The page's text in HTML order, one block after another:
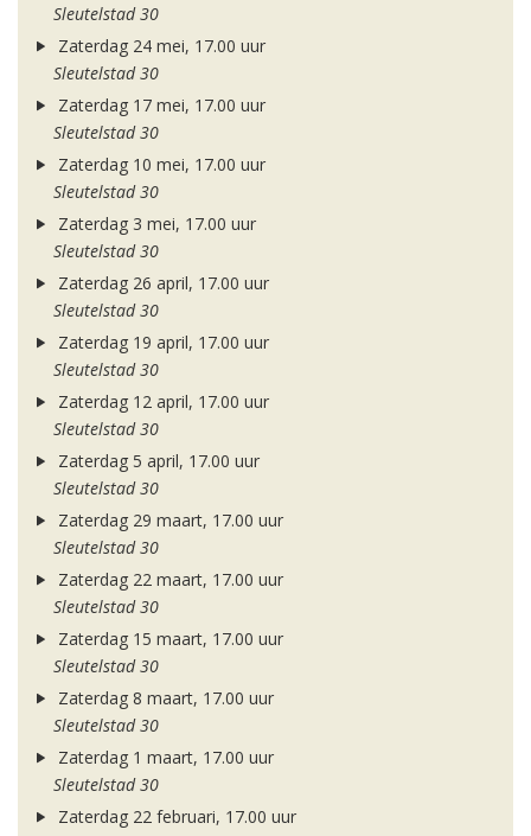
Sleutelstad 30
Zaterdag 24 mei, 17.00 uur
Sleutelstad 30
Zaterdag 17 mei, 17.00 uur
Sleutelstad 30
Zaterdag 10 mei, 17.00 uur
Sleutelstad 30
Zaterdag 3 mei, 17.00 uur
Sleutelstad 30
Zaterdag 26 april, 17.00 uur
Sleutelstad 30
Zaterdag 19 april, 17.00 uur
Sleutelstad 30
Zaterdag 12 april, 17.00 uur
Sleutelstad 30
Zaterdag 5 april, 17.00 uur
Sleutelstad 30
Zaterdag 29 maart, 17.00 uur
Sleutelstad 30
Zaterdag 22 maart, 17.00 uur
Sleutelstad 30
Zaterdag 15 maart, 17.00 uur
Sleutelstad 30
Zaterdag 8 maart, 17.00 uur
Sleutelstad 30
Zaterdag 1 maart, 17.00 uur
Sleutelstad 30
Zaterdag 22 februari, 17.00 uur